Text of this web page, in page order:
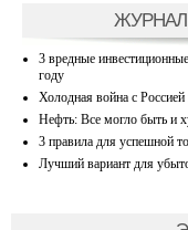
3 вредные
году
Холодная война с Россией
Нефть: Все могло быть и
3 правила для успешной
Лучший вариант для